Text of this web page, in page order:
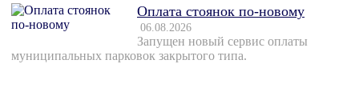
Оплата стоянок по-новому
06.08.2026
Запущен новый сервис оплаты
муниципальных парковок закрытого типа.